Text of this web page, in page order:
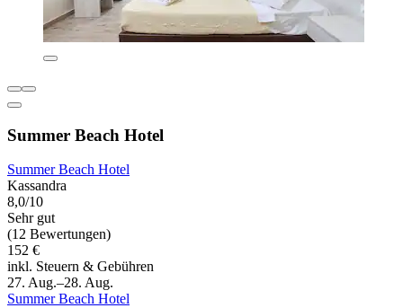
Summer Beach Hotel
Summer Beach Hotel
Kassandra
8,0/10
Sehr gut
(12 Bewertungen)
152 €
inkl. Steuern & Gebühren
27. Aug.–28. Aug.
Summer Beach Hotel